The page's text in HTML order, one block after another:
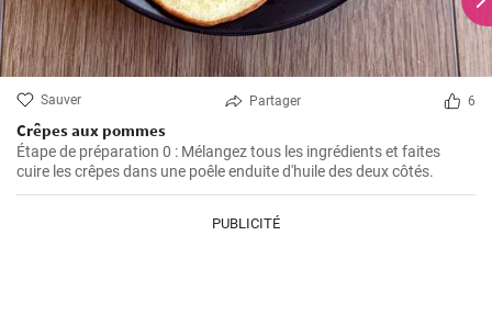
Sauver Partager 6
Crêpes aux pommes
Étape de préparation 0 : Mélangez tous les ingrédients et faites
cuire les crêpes dans une poêle enduite d'huile des deux côtés.
PUBLICITÉ